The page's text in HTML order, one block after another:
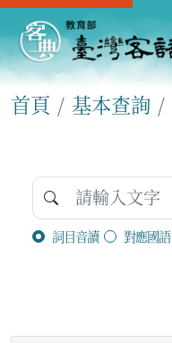
首頁 基本查詢
詞目音讀 對應國語